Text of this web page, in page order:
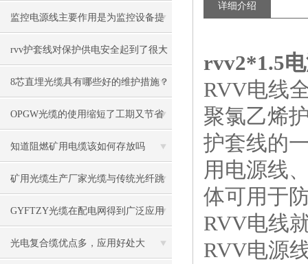
监控电源线主要作用是为监控设备提
供电源和信号传输功能
rvv护套线对保护供电安全起到了很大
的作用
8芯直埋光缆具有哪些好的维护措施？
OPGW光缆的使用缩短了工期又节省
施工费用
知道阻燃矿用电缆该如何存放吗
矿用光缆生产厂家光缆与传统光纤跳
线的区别在于什么
GYFTZY光缆在配电网得到广泛应用
光电复合缆优点多，应用好处大
详细介绍
rvv2*1.5
RVV电线
聚氯乙烯
护套线的
用电源线
体可用于
RVV电线
RVV电源